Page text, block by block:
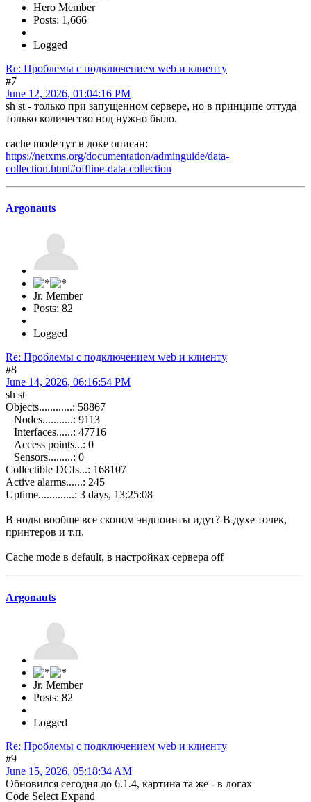
Hero Member
Posts: 1,666
Logged
Re: Проблемы с подключением web и клиенту
#7
June 12, 2026, 01:04:16 PM
sh st - только при запущенном сервере, но в принципе оттуда
только количество нод нужно было.
cache mode тут в доке описан:
https://netxms.org/documentation/adminguide/data-
collection.html#offline-data-collection
Argonauts
Jr. Member
Posts: 82
Logged
Re: Проблемы с подключением web и клиенту
#8
June 14, 2026, 06:16:54 PM
sh st
Objects............: 58867
Nodes...........: 9113
Interfaces......: 47716
Access points...: 0
Sensors.........: 0
Collectible DCIs...: 168107
Active alarms......: 245
Uptime.............: 3 days, 13:25:08
В ноды вообще все скопом эндпоинты идут? В духе точек,
принтеров и т.п.
Cache mode в default, в настройках сервера off
Argonauts
Jr. Member
Posts: 82
Logged
Re: Проблемы с подключением web и клиенту
#9
June 15, 2026, 05:18:34 AM
Обновился сегодня до 6.1.4, картина та же - в логах
Code Select Expand